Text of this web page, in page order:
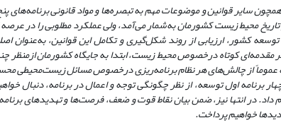
همچون سایر قوانین و موضوعات مهم به تبصره‌ها و مواد قانونی
محیط زیست کشورمان به‌شمار می‌آمد، ولی عملکرد مطلوبی را در
کشور، ارزیابی از روند شکل‌گیری و تکامل این قوانین، به‌عنوان
مقدمه‌ای کوتاه در‌خصوص محیط زیست، ابتدا به جایگاه کشورمان
عموماً از چالش‌های هر نظام برنامه‌ریزی در‌خصوص مسائل زیست‌محیطی
برنامه اول توسعه، از نظر چگونگی توجه و اعمال در برنامه،
داد. در انتها نیز، ضمن بیان نقاط قوت و ضعف، فرصت‌ها و تهدیدهای
خواهیم پرداخت.